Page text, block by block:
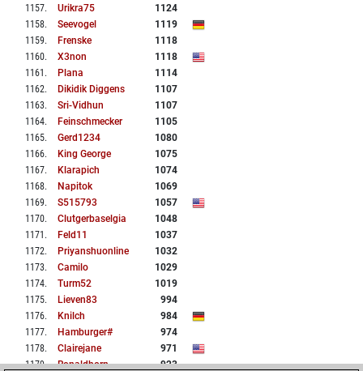
1157. Urikra75
1124
1158. Seevogel
1119
1159. Frenske
1118
1160. X3non
1118
1161 . Plana
1114
1162. Dikidik Diggens
1107
1163. Sri-Vidhun
1107
1164. Feinschmecker
1105
1165. Gerd1234
1080
1166. King George
1075
1167. Klarapich
1074
1168. Napitok
1069
1169. S515793
1057
1170. Clutgerbaselgia
1048
1171 . Feld11
1037
1172. Priyanshuonline
1032
1173. Camilo
1029
1174. Turm52
1019
1175. Lieven83
994
1176. Knilch
984
1177. Hamburger#
974
1178. Clairejane
971
1179. Ronaldhorn 923